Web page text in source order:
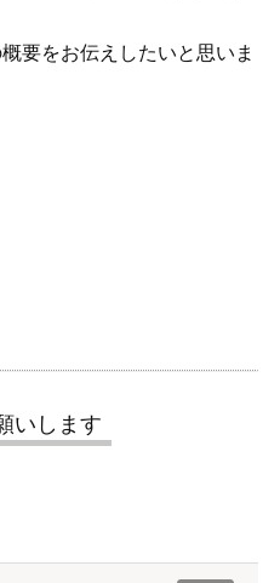
要をお伝えしたいと思いま
いします